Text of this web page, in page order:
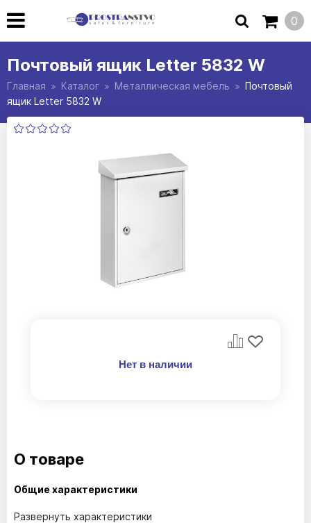
0
Почтовый ящик Letter 5832 W
Главная Каталог Металлическая мебель
Почтовый
ящик Letter 5832 W
Нет в наличии
О товаре
Общие характеристики
Развернуть характеристики